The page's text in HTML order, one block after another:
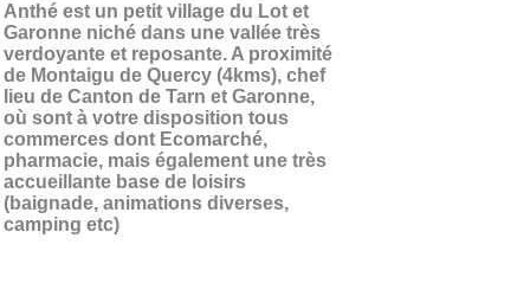
Anthé est un petit village du Lot et
Garonne niché dans une vallée très
verdoyante et reposante. A proximité
de Montaigu de Quercy (4kms), chef
lieu de Canton de Tarn et Garonne,
où sont à votre disposition tous
commerces dont Ecomarché,
pharmacie, mais également une très
accueillante base de loisirs
(baignade, animations diverses,
camping etc)